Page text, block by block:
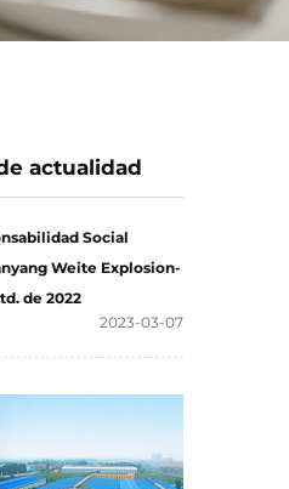
actualidad
Social
Weite Explosion-
de 2022
2023-03-07